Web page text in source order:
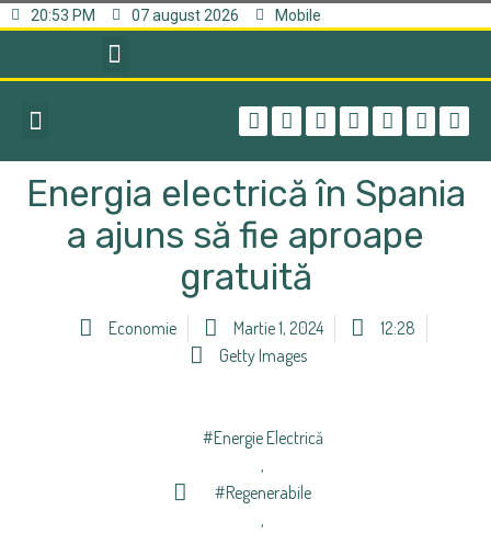
20:53 PM 07 august 2026 Mobile
Energia electrică în Spania
a ajuns să fie aproape
gratuită
Economie Martie 1, 2024
12:28
Getty Images
#energie Electrică
,
#regenerabile
,